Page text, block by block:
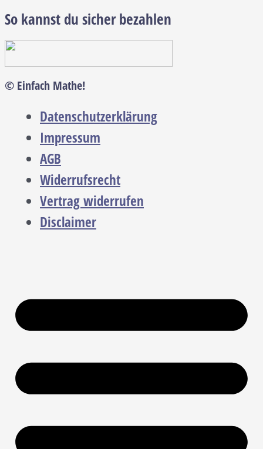
So kannst du sicher bezahlen
© Einfach Mathe!
Datenschutzerklärung
Impressum
AGB
Widerrufsrecht
Vertrag widerrufen
Disclaimer